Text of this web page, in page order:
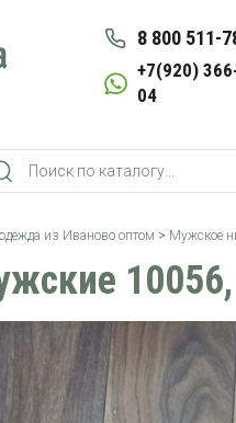
8 800 511-
+7(920)
04
из Иваново оптом > Мужское